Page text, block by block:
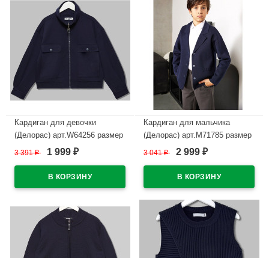
Кардиган для девочки
(Делорас) арт.W64256 размер
40/152-44/164 цвет синий
3 391₽ 1 999 ₽
Кардиган для мальчика
(Делорас) арт.M71785 размер
34/134-44/164 цвет синий
3 041₽ 2 999 ₽